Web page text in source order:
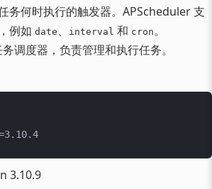
务何时执行的触发器。APScheduler 支
例如 date 、 interval 和 cron。
务调度器，负责管理和执行任务。
3.10.9